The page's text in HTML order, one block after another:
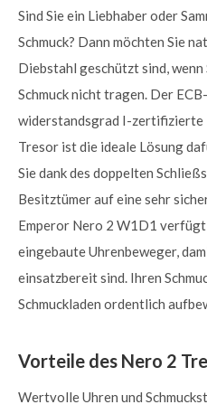
Sind Sie ein Liebhaber oder
Schmuck? Dann möchten Sie
Diebstahl geschützt sind, wenn
Schmuck nicht tragen. Der
widerstandsgrad I-zertifizierte
Tresor ist die ideale Lösung
Sie dank des doppelten
Besitztümer auf eine sehr
Emperor Nero 2 W1D1
eingebaute Uhrenbeweger,
einsatzbereit sind. Ihren
Schmuckladen ordentlich
Vorteile des Nero 2
Wertvolle Uhren und